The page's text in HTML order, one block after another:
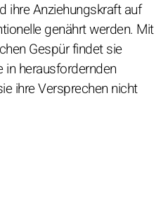
ihre Anziehungskraft auf
genährt werden. Mit
Gespür findet sie
herausfordernden
ihre Versprechen nicht